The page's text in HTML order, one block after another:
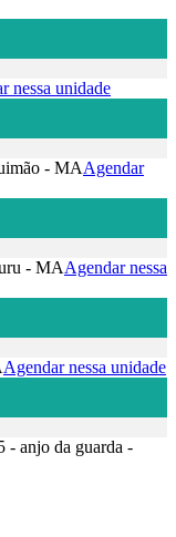
nessa unidade
- MAAgendar
- MAAgendar nessa
Agendar nessa unidade
- anjo da guarda -